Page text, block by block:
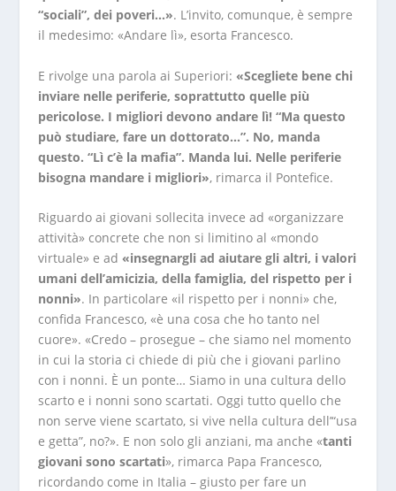
“sociali”, dei poveri…». L’invito, comunque, è sempre
il medesimo: «Andare lì», esorta Francesco.
E rivolge una parola ai Superiori: «Scegliete bene chi
inviare nelle periferie, soprattutto quelle più
pericolose. I migliori devono andare lì! “Ma questo
può studiare, fare un dottorato…”. No, manda
questo. “Lì c’è la mafia”. Manda lui. Nelle periferie
bisogna mandare i migliori», rimarca il Pontefice.
Riguardo ai giovani sollecita invece ad «organizzare
attività» concrete che non si limitino al «mondo
virtuale» e ad «insegnargli ad aiutare gli altri, i valori
umani dell’amicizia, della famiglia, del rispetto per i
nonni». In particolare «il rispetto per i nonni» che,
confida Francesco, «è una cosa che ho tanto nel
cuore». «Credo – prosegue – che siamo nel momento
in cui la storia ci chiede di più che i giovani parlino
con i nonni. È un ponte… Siamo in una cultura dello
scarto e i nonni sono scartati. Oggi tutto quello che
non serve viene scartato, si vive nella cultura dell’“usa
e getta”, no?». E non solo gli anziani, ma anche «tanti
giovani sono scartati», rimarca Papa Francesco,
ricordando come in Italia – giusto per fare un